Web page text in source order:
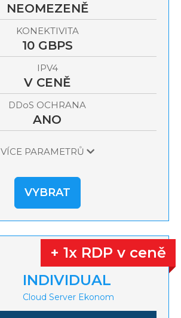
NEOMEZENĚ
KONEKTIVITA
10 GBPS
IPV4
V CENĚ
DDoS OCHRANA
ANO
VÍCE PARAMETRŮ
VYBRAT
+ 1x RDP v ceně
INDIVIDUAL
Cloud Server Ekonom